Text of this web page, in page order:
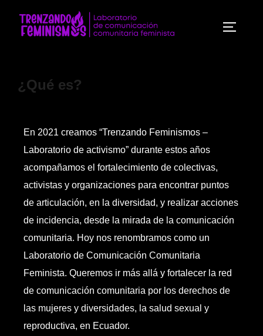
¿Qué es?
En 2021 creamos “Trenzando Feminismos –
Laboratorio de activismo” durante estos años
acompañamos el fortalecimiento de colectivas,
activistas y organizaciones para encontrar puntos
de articulación, en la diversidad, y realizar acciones
de incidencia, desde la mirada de la comunicación
comunitaria. Hoy nos renombramos como un
Laboratorio de Comunicación Comunitaria
Feminista. Queremos ir más allá y fortalecer la red
de comunicación comunitaria por los derechos de
las mujeres y diversidades, la salud sexual y
reproductiva, en Ecuador.